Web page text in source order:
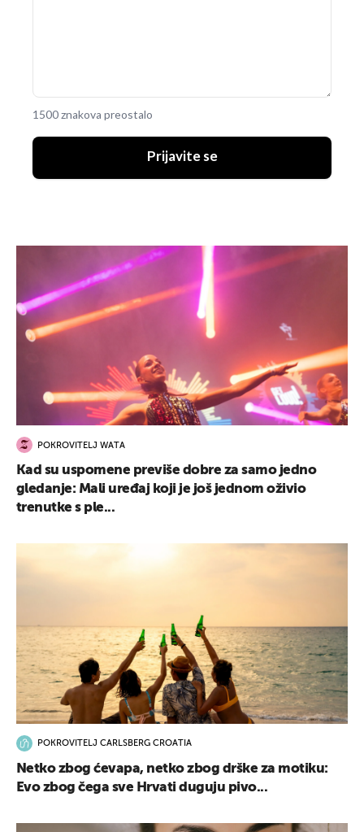
1500 znakova preostalo
Prijavite se
POKROVITELJ WATA
Kad su uspomene previše dobre za samo jedno
gledanje: Mali uređaj koji je još jednom oživio
trenutke s ple...
POKROVITELJ CARLSBERG CROATIA
Netko zbog ćevapa, netko zbog drške za motiku:
Evo zbog čega sve Hrvati duguju pivo...